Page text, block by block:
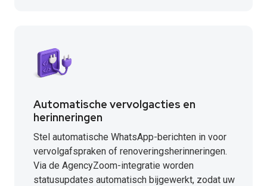
Automatische vervolgacties en
herinneringen
Stel automatische WhatsApp-berichten in voor
vervolgafspraken of renoveringsherinneringen.
Via de AgencyZoom-integratie worden
statusupdates automatisch bijgewerkt, zodat uw